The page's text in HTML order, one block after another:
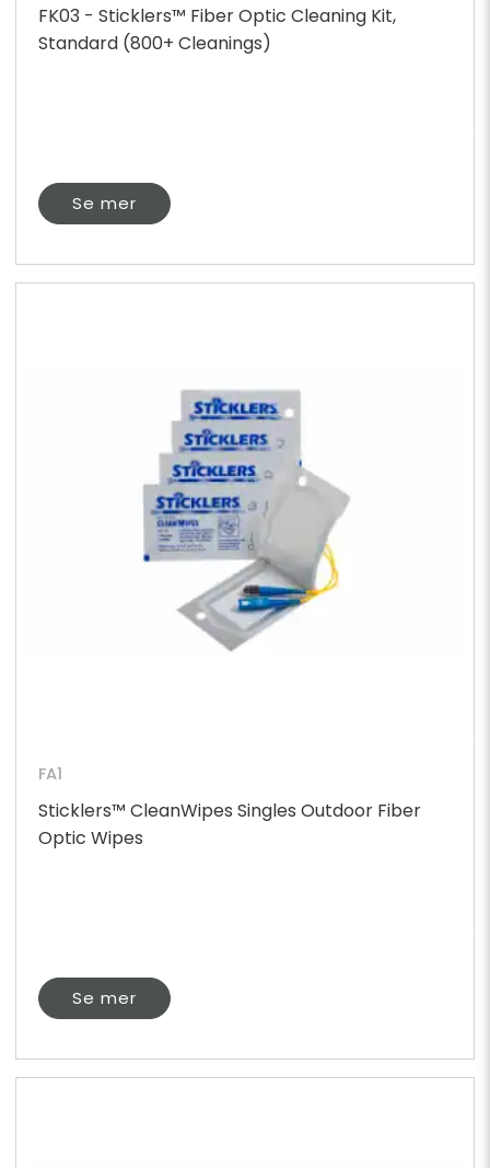
FK03 - Sticklers™ Fiber Optic Cleaning Kit,
Standard (800+ Cleanings)
Se mer
FA1
Sticklers™ CleanWipes Singles Outdoor Fiber
Optic Wipes
Se mer